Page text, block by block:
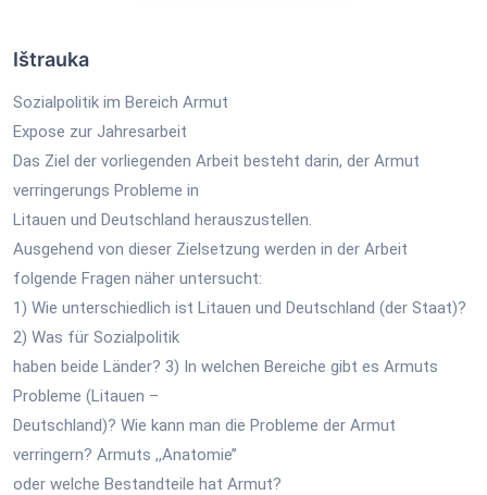
Ištrauka
Sozialpolitik im Bereich Armut
Expose zur Jahresarbeit
Das Ziel der vorliegenden Arbeit besteht darin, der Armut
verringerungs Probleme in
Litauen und Deutschland herauszustellen.
Ausgehend von dieser Zielsetzung werden in der Arbeit
folgende Fragen näher untersucht:
1) Wie unterschiedlich ist Litauen und Deutschland (der Staat)?
2) Was für Sozialpolitik
haben beide Länder? 3) In welchen Bereiche gibt es Armuts
Probleme (Litauen –
Deutschland)? Wie kann man die Probleme der Armut
verringern? Armuts ,,Anatomie’’
oder welche Bestandteile hat Armut?